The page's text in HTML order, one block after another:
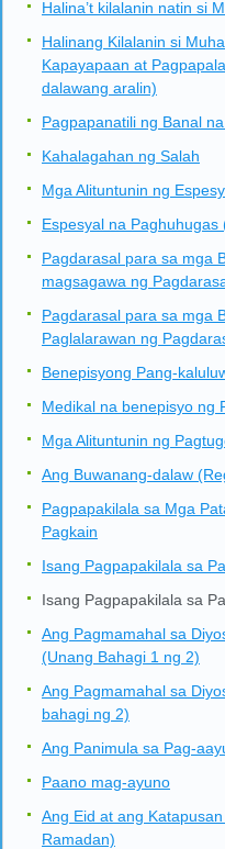
Halina’t kilalanin natin si
Halinang Kilalanin si
Kapayapaan at
dalawang aralin)
Pagpapanatili ng Banal
Kahalagahan ng Salah
Mga Alituntunin ng
Espesyal na Paghuhugas
Pagdarasal para sa mga
magsagawa ng
Pagdarasal para sa mga
Paglalarawan ng
Benepisyong Pang-
Medikal na benepisyo ng
Mga Alituntunin ng
Ang Buwanang-dalaw
Pagpapakilala sa Mga
Pagkain
Isang Pagpapakilala sa
Isang Pagpapakilala sa
Ang Pagmamahal sa
(Unang Bahagi 1 ng 2)
Ang Pagmamahal sa
bahagi ng 2)
Ang Panimula sa Pag-
Paano mag-ayuno
Ang Eid at ang
Ramadan)